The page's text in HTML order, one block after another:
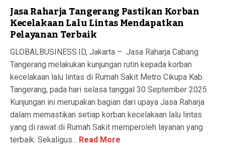
Jasa Raharja Tangerang Pastikan Korban
Kecelakaan Lalu Lintas Mendapatkan
Pelayanan Terbaik
GLOBALBUSINESS.ID, Jakarta – Jasa Raharja Cabang
Tangerang melakukan kunjungan rutin kepada korban
kecelakaan lalu lintas di Rumah Sakit Metro Cikupa Kab.
Tangerang, pada hari selasa tanggal 30 September 2025
Kunjungan ini merupakan bagian dari upaya Jasa Raharja
dalam memastikan setiap korban kecelakaan lalu lintas
yang di rawat di Rumah Sakit memperoleh layanan yang
terbaik. Sekaligus... Read More